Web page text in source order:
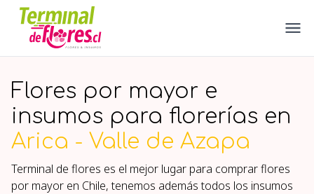
Flores por mayor e
insumos para florerías en
Arica - Valle de Azapa
Terminal de flores es el mejor lugar para comprar flores
por mayor en Chile, tenemos además todos los insumos